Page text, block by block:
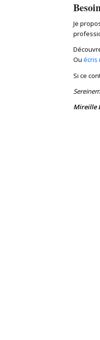
Je
Ou écris
Si ce
Mireille